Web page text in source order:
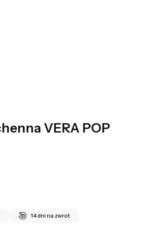
VERA POP
14 dni na zwrot